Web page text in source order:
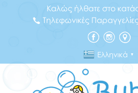
Καλώς ήλθατε στο
Τηλεφωνικές
Ελληνικά ▼